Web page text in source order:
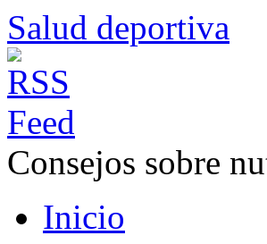
Salud deportiva
Consejos sobre
Inicio